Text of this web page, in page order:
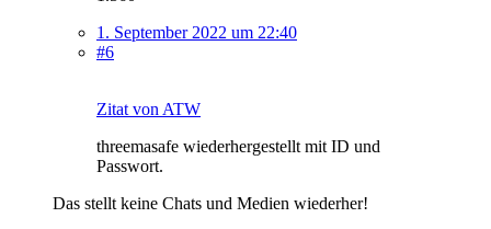
1. September 2022 um 22:40
#6
Zitat von ATW
threemasafe wiederhergestellt mit ID und
Passwort.
Das stellt keine Chats und Medien wiederher!